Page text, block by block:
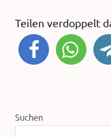
Teilen verdoppelt
Suchen